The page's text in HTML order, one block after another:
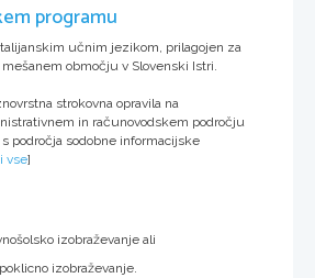
programu
učnim jezikom, prilagojen za
območju v Slovenski Istri.
strokovna opravila na
in računovodskem področju
področja sodobne informacijske
vse]
izobraževanje ali
izobraževanje.